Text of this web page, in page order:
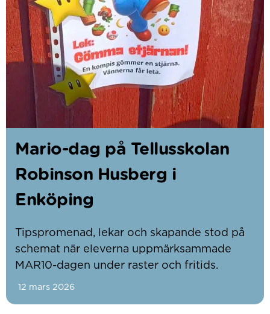
Mario-dag på Tellusskolan
Robinson Husberg i
Enköping
Tipspromenad, lekar och skapande stod på
schemat när eleverna uppmärksammade
MAR10-dagen under raster och fritids.
12 mars 2026